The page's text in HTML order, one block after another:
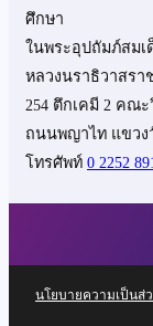
ศึกษา
ในพระอุปถัมภ์สมเ
หลวงนราธิวาสร
254 ตึกเคมี 2 คณ
ถนนพญาไท แขวง
โทรศัพท์ 0 2252
นโยบายความเป็นส่